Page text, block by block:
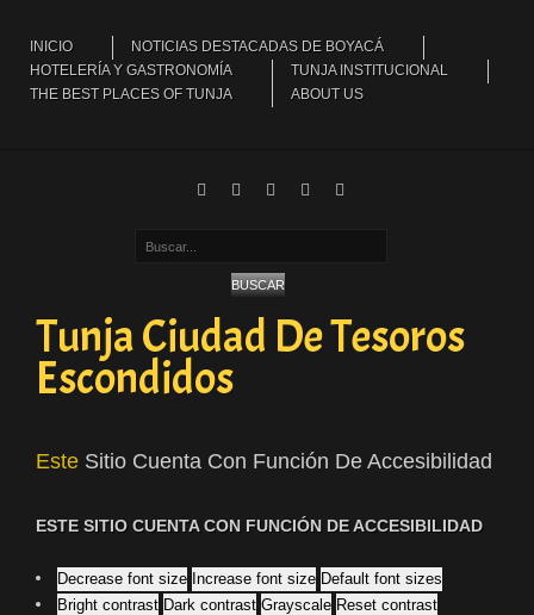
INICIO
NOTICIAS DESTACADAS DE BOYACÁ
HOTELERÍA Y GASTRONOMÍA
TUNJA INSTITUCIONAL
THE BEST PLACES OF TUNJA
ABOUT US
Buscar...
BUSCAR
Tunja Ciudad De Tesoros
Escondidos
Este Sitio Cuenta Con Función De Accesibilidad
ESTE SITIO CUENTA CON FUNCIÓN DE ACCESIBILIDAD
Decrease font size Increase font size Default font sizes
Bright contrast Dark contrast Grayscale Reset contrast